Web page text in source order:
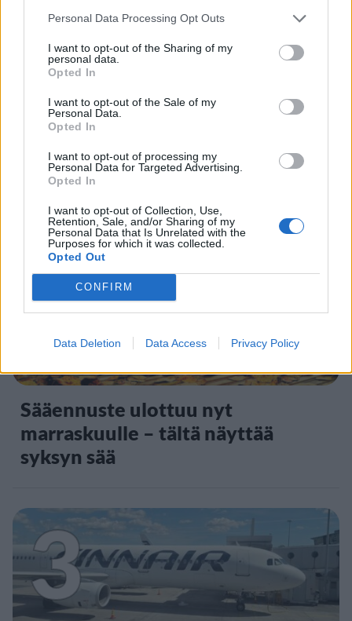
Personal Data Processing Opt Outs
I want to opt-out of the Sharing of my
personal data.
Opted In
I want to opt-out of the Sale of my
Personal Data.
Opted In
I want to opt-out of processing my
Personal Data for Targeted Advertising.
Opted In
I want to opt-out of Collection, Use,
Retention, Sale, and/or Sharing of my
Personal Data that Is Unrelated with the
Purposes for which it was collected.
Opted Out
CONFIRM
Data Deletion Data Access Privacy Policy
UUTISET
Leskeneläke ei kuulu kaikille –
Kela muistuttaa tärkeästä
ikärajasta
2
Sääennuste ulottuu nyt
marraskuulle – tältä näyttää
syksyn sää
3